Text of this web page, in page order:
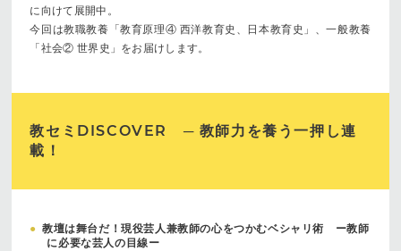
に向けて展開中。
今回は教職教養「教育原理④ 西洋教育史、日本教育史」、一般教養
「社会② 世界史」をお届けします。
教セミDISCOVER ─ 教師力を養う一押し連
載！
● 教壇は舞台だ！現役芸人兼教師の心をつかむベシャリ術 ー教師
に必要な芸人の目線ー